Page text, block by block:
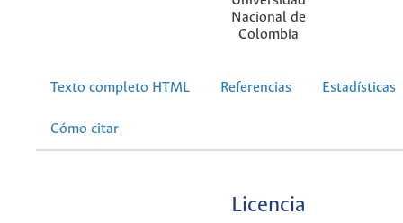
Nacional de
Colombia
Texto completo HTML Referencias Estadísticas
Cómo citar
Licencia